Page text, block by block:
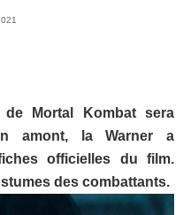
de Mortal Kombat sera
amont, la Warner a
officielles du film.
des combattants.